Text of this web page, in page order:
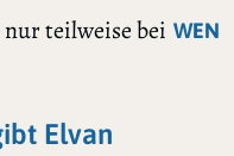
teilweise bei WEN
Elvan